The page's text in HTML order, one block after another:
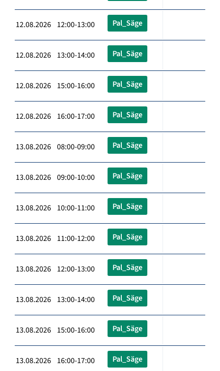
12.08.2026 12:00-13:00 Pal_Säge
12.08.2026 13:00-14:00 Pal_Säge
12.08.2026 15:00-16:00 Pal_Säge
12.08.2026 16:00-17:00 Pal_Säge
13.08.2026 08:00-09:00 Pal_Säge
13.08.2026 09:00-10:00 Pal_Säge
13.08.2026 10:00-11:00 Pal_Säge
13.08.2026 11:00-12:00 Pal_Säge
13.08.2026 12:00-13:00 Pal_Säge
13.08.2026 13:00-14:00 Pal_Säge
13.08.2026 15:00-16:00 Pal_Säge
13.08.2026 16:00-17:00 Pal_Säge